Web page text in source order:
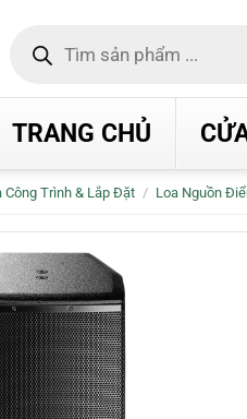
kiếm
TRANG CHỦ
Công Trình & Lắp Đặt / Loa Nguồn